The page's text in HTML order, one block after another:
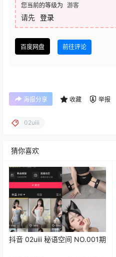
您当前的等级为 游客
请先 登录
百度网盘 前往评论
海报分享 收藏 举报
02uiii
猜你喜欢
抖音 02uiii 秘语空间 NO.001期